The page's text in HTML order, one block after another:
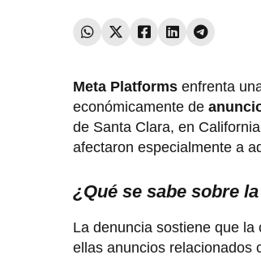
Meta Platforms enfrenta
económicamente de
de Santa Clara, en
afectaron especialmente a
¿Qué se sabe sobre
La denuncia sostiene que
ellas anuncios relacionados